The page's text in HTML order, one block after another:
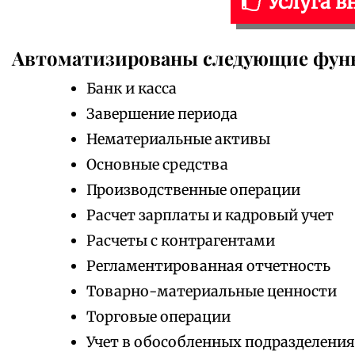
Автоматизированы следующие
Банк и касса
Завершение периода
Нематериальные активы
Основные средства
Производственные операции
Расчет зарплаты и кадровый учет
Расчеты с контрагентами
Регламентированная отчетность
Товарно-материальные ценности
Торговые операции
Учет в обособленных